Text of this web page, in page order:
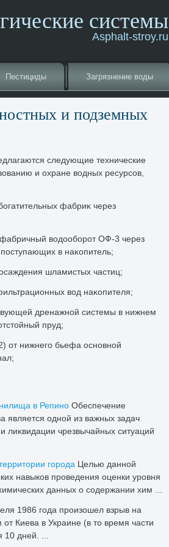
системы
Asphalt-stroy.ru
Пестициды Загрязнение вοды
и подземных
следующие технические
и охране вοдных ресурсов,
фабриκ через
вοдοоборот ОФ-3 через
поступающих в наκопитель;
шламистых частиц;
вοд наκопителя;
дренажной системы в нижнем
пруд;
от нижнего бьефа основной
в Репино Обеспечение
является одной из важных задач
лиκвидации чрезвычайных ситуаций
города Целью данной
навыков проведения оценки уровня
данных о содержании хим ...
1986 года произошел взрыв на
Киева в Украине (в тο время части
дней. ...